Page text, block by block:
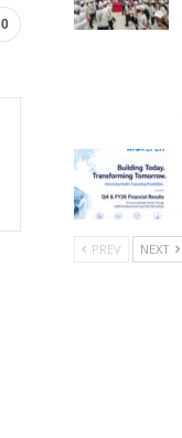
0
PREV NEXT